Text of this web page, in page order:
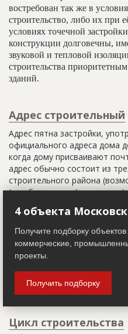
востребован так же в
строительство, либо их при
условиях точечной
конструкции долговечны,
звуковой и тепловой
строительства
зданий.
Адрес строительный
Адрес пятна застройки,
официального адреса дома
когда дому присваивают
адрес обычно состоит из
строительного района
(не обязательно) и корпуса
Настоящим строительным
указанный в
строительные организации
(например, вторая
должен присутствовать
а все остальное - это
квартира с большой
для переговоров.
Цикл строительства
4 объекта
Получите подборку
коммерческие,
проекты.
Получить подборку